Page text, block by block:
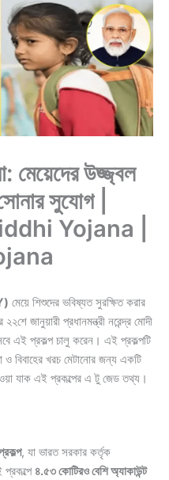
মেয়েদের উজ্জ্বল
সুযোগ |
Yojana |
মেয়ে শিশুদের ভবিষ্যত সুরক্ষিত করার
জানুয়ারী প্রধানমন্ত্রী নরেন্দ্র মোদী
এই প্রকল্প চালু করেন। এই প্রকল্পটি
ও বিবাহের খরচ মেটানোর জন্য একটি
যাক এই প্রকল্পের এ টু জেড তথ্য।
, যা ভারত সরকার কর্তৃক
প্রকল্পে ৪.৫৩ কোটিরও বেশি অ্যাকাউন্ট